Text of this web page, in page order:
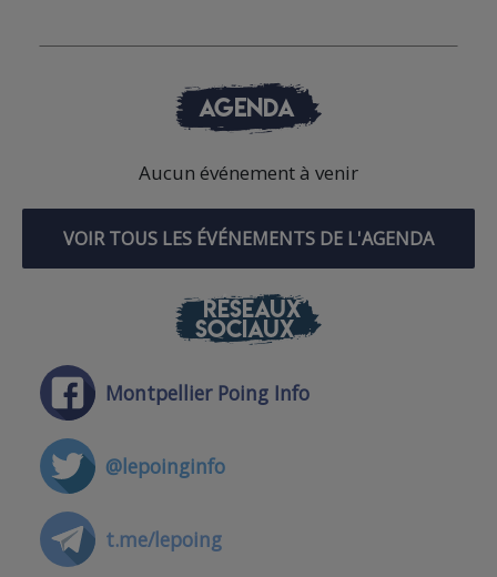
AGENDA
Aucun événement à venir
VOIR TOUS LES ÉVÉNEMENTS DE L'AGENDA
RÉSEAUX
SOCIAUX
Montpellier Poing Info
@lepoinginfo
t.me/lepoing